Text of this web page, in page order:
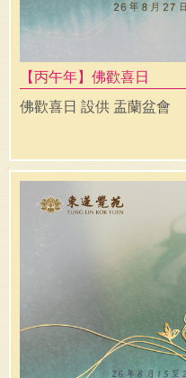
【丙午年】佛歡喜日
佛歡喜日 設供 盂蘭盆會